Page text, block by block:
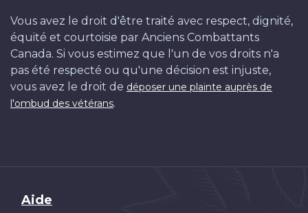
Vous avez le droit d'être traité avec respect, dignité,
équité et courtoisie par Anciens Combattants
Canada. Si vous estimez que l'un de vos droits n'a
pas été respecté ou qu'une décision est injuste,
vous avez le droit de déposer une plainte auprès de
l'ombud des vétérans.
Brand
Aide